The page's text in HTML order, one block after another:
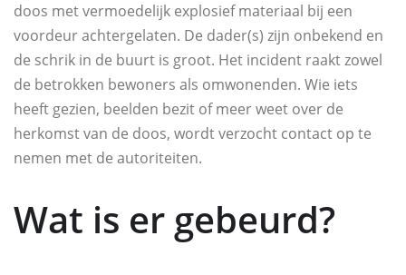
doos met vermoedelijk explosief materiaal bij een
voordeur achtergelaten. De dader(s) zijn onbekend en
de schrik in de buurt is groot. Het incident raakt zowel
de betrokken bewoners als omwonenden. Wie iets
heeft gezien, beelden bezit of meer weet over de
herkomst van de doos, wordt verzocht contact op te
nemen met de autoriteiten.
Wat is er gebeurd?